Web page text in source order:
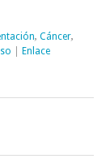
, Cáncer,
Enlace